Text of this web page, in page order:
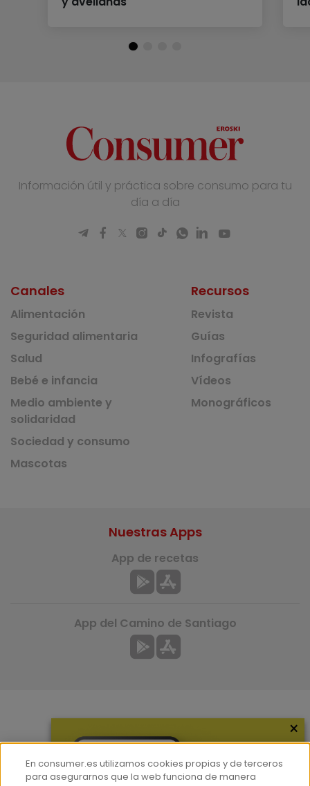
Información útil y práctica sobre consumo para tu
día a día
Canales
Alimentación
Seguridad alimentaria
Salud
Bebé e infancia
Medio ambiente y
solidaridad
Sociedad y consumo
Mascotas
Recursos
Revista
Guías
Infografías
Vídeos
Monográficos
Hemeroteca
Nuestras Apps
App de recetas
App del Camino de Santiago
×
En consumer.es utilizamos cookies propias y de terceros
para asegurarnos que la web funciona de manera